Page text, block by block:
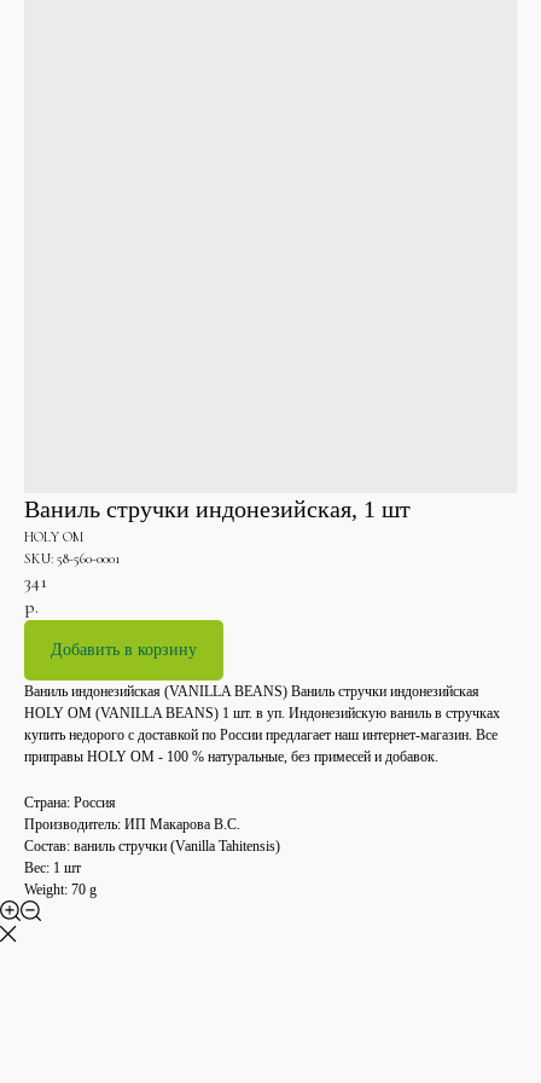
Ваниль стручки индонезийская, 1 шт
HOLY OM
SKU: 58-560-0001
341
р.
Добавить в корзину
Ваниль индонезийская (VANILLA BEANS) Ваниль стручки индонезийская
HOLY OM (VANILLA BEANS) 1 шт. в уп. Индонезийскую ваниль в стручках
купить недорого с доставкой по России предлагает наш интернет-магазин. Все
приправы HOLY OM - 100 % натуральные, без примесей и добавок.
Страна: Россия
Производитель: ИП Макарова В.С.
Состав: ваниль стручки (Vanilla Tahitensis)
Вес: 1 шт
Weight: 70 g